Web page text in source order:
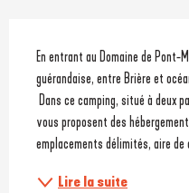
Description
En entrant au Domaine de Pont-
guérandaise, entre Brière et
vous proposent des
emplacements délimités, aire de
Lire la suite